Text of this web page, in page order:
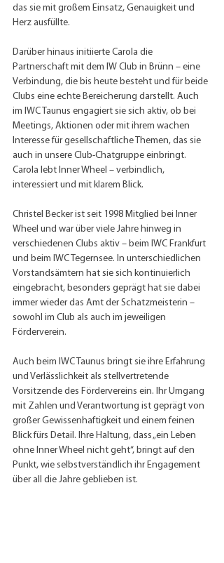
das sie mit großem Einsatz, Genauigkeit und
Herz ausfüllte.
Darüber hinaus initiierte Carola die
Partnerschaft mit dem IW Club in Brünn – eine
Verbindung, die bis heute besteht und für beide
Clubs eine echte Bereicherung darstellt. Auch
im IWC Taunus engagiert sie sich aktiv, ob bei
Meetings, Aktionen oder mit ihrem wachen
Interesse für gesellschaftliche Themen, das sie
auch in unsere Club-Chatgruppe einbringt.
Carola lebt Inner Wheel – verbindlich,
interessiert und mit klarem Blick.
Christel Becker ist seit 1998 Mitglied bei Inner
Wheel und war über viele Jahre hinweg in
verschiedenen Clubs aktiv – beim IWC Frankfurt
und beim IWC Tegernsee. In unterschiedlichen
Vorstandsämtern hat sie sich kontinuierlich
eingebracht, besonders geprägt hat sie dabei
immer wieder das Amt der Schatzmeisterin –
sowohl im Club als auch im jeweiligen
Förderverein.
Auch beim IWC Taunus bringt sie ihre Erfahrung
und Verlässlichkeit als stellvertretende
Vorsitzende des Fördervereins ein. Ihr Umgang
mit Zahlen und Verantwortung ist geprägt von
großer Gewissenhaftigkeit und einem feinen
Blick fürs Detail. Ihre Haltung, dass „ein Leben
ohne Inner Wheel nicht geht“, bringt auf den
Punkt, wie selbstverständlich ihr Engagement
über all die Jahre geblieben ist.